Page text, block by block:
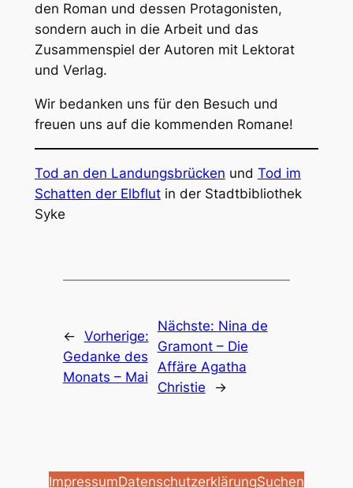
den Roman und dessen Protagonisten,
sondern auch in die Arbeit und das
Zusammenspiel der Autoren mit Lektorat
und Verlag.
Wir bedanken uns für den Besuch und
freuen uns auf die kommenden Romane!
Tod an den Landungsbrücken und Tod im
Schatten der Elbflutin der Stadtbibliothek
Syke
← Vorherige:
Gedanke des
Monats – Mai
Nächste: Nina de
Gramont – Die
Affäre Agatha
Christie
→
ImpressumDatenschutzerklärungSuchen